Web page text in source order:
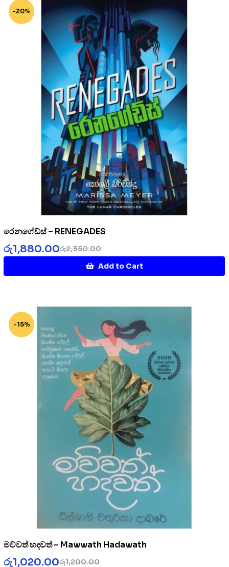
-20%
රෙනගේඩ්ස් – RENEGADES
රු2,350.00
රු1,880.00
Add to Cart
-15%
මව්වත් හදවත් – Mawwath Hadawath
රු1,200.00
රු1,020.00